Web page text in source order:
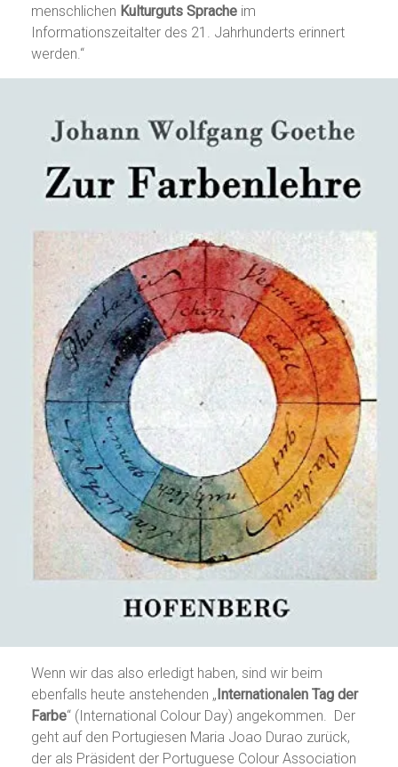
menschlichen Kulturguts Spracheim
Informationszeitalter des 21. Jahrhunderts erinnert
werden.“
Wenn wir das also erledigt haben, sind wir beim
ebenfalls heute anstehenden „ Internationalen Tag der
Farbe“ (International Colour Day) angekommen. Der
geht auf den Portugiesen Maria Joao Durao zurück,
der als Präsident der Portuguese Colour Association